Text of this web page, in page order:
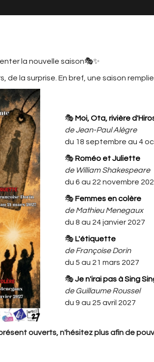
la nouvelle saison🎭✨
de la surprise. En bref, une saison
🎭 Moi, Ota, rivière
de Jean-Paul Alègre
du 18 septembre au 4
🎭 Roméo et Juliette
de William Shakespeare
du 6 au 22 novembre
🎭 Femmes en colère
de Mathieu Menegaux
du 8 au 24 janvier 2027
🎭 L'étiquette
de Françoise Dorin
du 5 au 21 mars 2027
🎭Je n'irai pas à Sing
de Guillaume Roussel
du 9 au 25 avril 2027
ouverts, n'hésitez plus afin de
LE CDHO, C'EST AUSSI ...
CLUB!
Rire! Stand Up - Humour
l'adresse :
pour l'instant. Veuillez revenir plus